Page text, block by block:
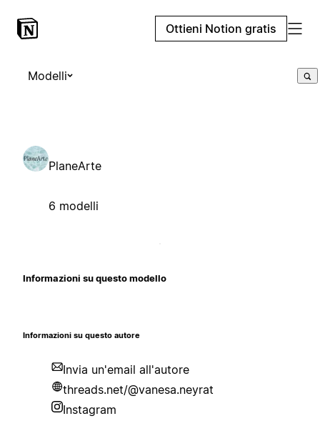
Ottieni Notion gratis
Modelli
PlaneArte
6 modelli
Informazioni su questo modello
Informazioni su questo autore
Invia un'email all'autore
threads.net/@vanesa.neyrat
Instagram